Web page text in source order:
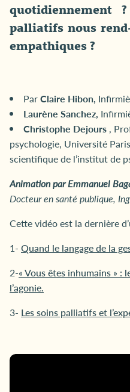
quotidiennement
palliatifs nous
empathiques ?
ParClaire Hibon,
Laurène Sanchez,
Christophe Dejours ,
psychologie, Université
scientifique de l’institut de
Animation parEmmanuel
Docteur en santé publique,
Cette vidéo est la dernière
1- Quand le langage de la
2-« Vous êtes inhumains » :
l’agonie.
3- Les soins palliatifs et